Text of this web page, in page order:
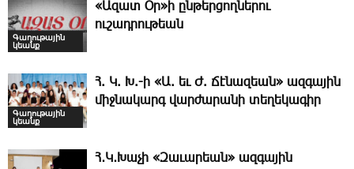
Գաղութային
կեանք
«Ազատ Օր»ի ընթերցողներու
ուշադրութեան
Գաղութային
կեանք
Հ. Կ. Խ.-ի «Ա. եւ Ժ. ­Ճէնազեան» ազգային
միջնակարգ վարժարանի տեղեկագիր
Հ․Կ․Խաչի «Զաւարեան» ազգային